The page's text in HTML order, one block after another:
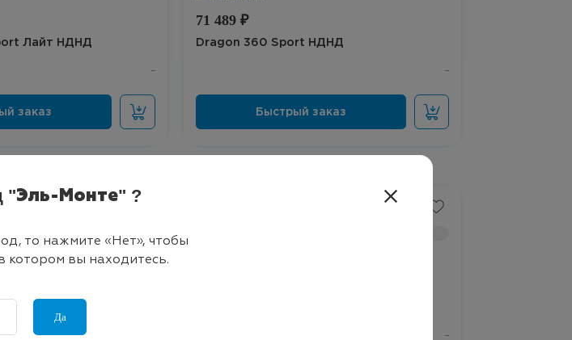
Лайт НДНД
71 489 ₽
Dragon 360 Sport НДНД
НДНД
"Эль-Монте" ?
то нажмите «Нет», чтобы
котором вы находитесь.
Да